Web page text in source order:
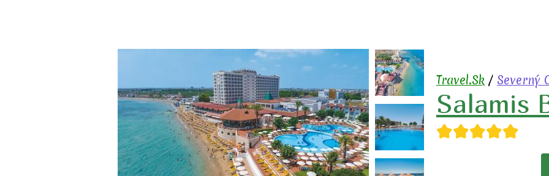
Travel.Sk / Severný
Salamis
★★★★★